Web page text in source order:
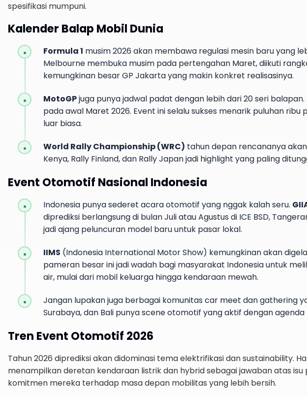
spesifikasi mumpuni.
Kalender Balap Mobil Dunia
Formula 1 musim 2026 akan membawa regulasi mesin baru yang
Melbourne membuka musim pada pertengahan Maret, diikuti
kemungkinan besar GP Jakarta yang makin konkret realisasinya.
MotoGPjuga punya jadwal padat dengan lebih dari 20 seri balapan.
pada awal Maret 2026. Event ini selalu sukses menarik puluhan
luar biasa.
World Rally Championship (WRC) tahun depan rencananya
Kenya, Rally Finland, dan Rally Japan jadi highlight yang paling
Event Otomotif Nasional Indonesia
Indonesia punya sederet acara otomotif yang nggak kalah seru.
diprediksi berlangsung di bulan Juli atau Agustus di ICE BSD,
jadi ajang peluncuran model baru untuk pasar lokal.
IIMS (Indonesia International Motor Show) kemungkinan akan
pameran besar ini jadi wadah bagi masyarakat Indonesia untuk
air, mulai dari mobil keluarga hingga kendaraan mewah.
Jangan lupakan juga berbagai komunitas car meet dan gathering
Surabaya, dan Bali punya scene otomotif yang aktif dengan
Tren Event Otomotif 2026
Tahun 2026 diprediksi akan didominasi tema elektrifikasi dan sustainability.
menampilkan deretan kendaraan listrik dan hybrid sebagai jawaban atas
komitmen mereka terhadap masa depan mobilitas yang lebih bersih.